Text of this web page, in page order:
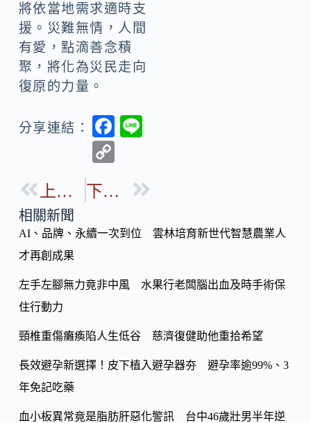
將依當地需求適時支
援。災難無情，人間
有愛，點滴善念積
聚，將化為災民走向
復原的力量。
分享連結：
F
b
o
p
Li
k
上一篇 下一篇
相關新聞
AI、品牌、永續一次到位 雲林培育新世代智慧農業人
才再創成果
左手左腳無力竟非中風 水果行老闆腦出血及時手術保
住行動力
頸椎重傷癱瘓陷人生低谷 慈濟復健助他重拾希望
長效避孕新選擇！皮下植入避孕器夯 避孕率逾99%、3
年免記吃藥
血小板異常竟是脂肪肝惡化警訊 台中46歲壯男半年逆